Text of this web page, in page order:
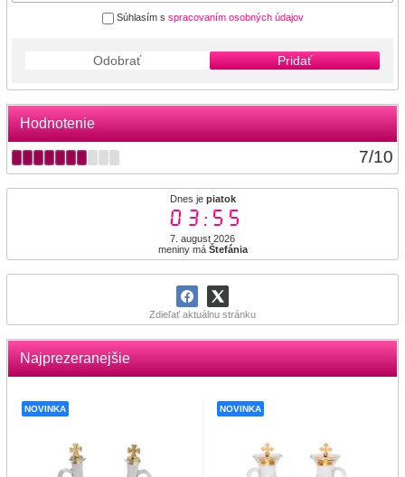
Súhlasím s spracovaním osobných údajov
Odobrať Pridať
Hodnotenie
7/10
Dnes je piatok
03:55
7. august 2026
meniny má Štefánia
Zdieľať aktuálnu stránku
Najprezeranejšie
NOVINKA NOVINKA